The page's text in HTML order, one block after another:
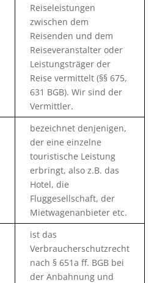
Reiseleistungen
zwischen dem
Reisenden und dem
Reiseveranstalter oder
Leistungsträger der
Reise vermittelt (§§ 675,
631 BGB). Wir sind der
Vermittler.
bezeichnet denjenigen,
der eine einzelne
touristische Leistung
erbringt, also z.B. das
Hotel, die
Fluggesellschaft, der
Mietwagenanbieter etc.
ist das
Verbraucherschutzrecht
nach § 651a ff. BGB bei
der Anbahnung und